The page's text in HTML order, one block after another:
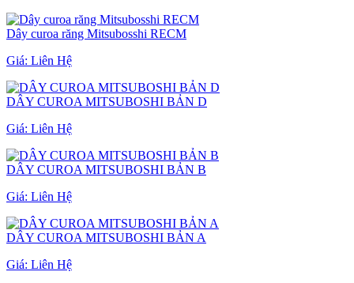
Dây curoa răng Mitsubosshi RECM
Giá: Liên Hệ
DÂY CUROA MITSUBOSHI BẢN D
Giá: Liên Hệ
DÂY CUROA MITSUBOSHI BẢN B
Giá: Liên Hệ
DÂY CUROA MITSUBOSHI BẢN A
Giá: Liên Hệ